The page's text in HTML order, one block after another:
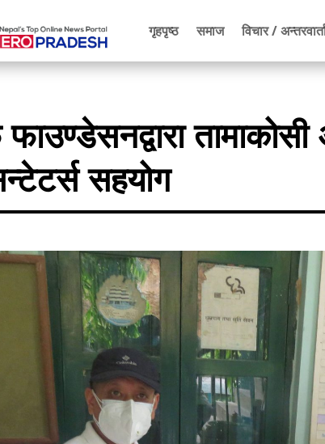
गृहपृष्ठ समाज विचार /
सहयोग